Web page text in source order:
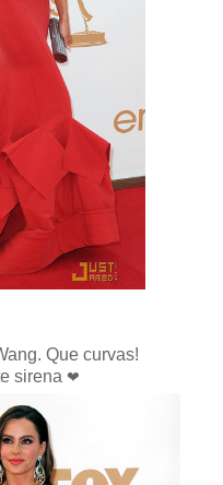
Que curvas!
sirena ❤